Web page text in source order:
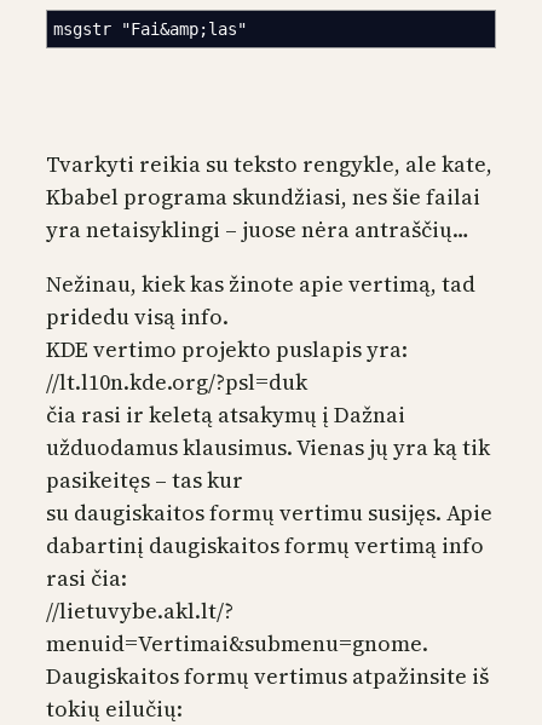
msgstr "Fai&amp;las"
Tvarkyti reikia su teksto rengykle, ale kate,
Kbabel programa skundžiasi, nes šie failai
yra netaisyklingi – juose nėra antraščių…
Nežinau, kiek kas žinote apie vertimą, tad
pridedu visą info.
KDE vertimo projekto puslapis yra:
//lt.l10n.kde.org/?psl=duk
čia rasi ir keletą atsakymų į Dažnai
užduodamus klausimus. Vienas jų yra ką tik
pasikeitęs – tas kur
su daugiskaitos formų vertimu susijęs. Apie
dabartinį daugiskaitos formų vertimą info
rasi čia:
//lietuvybe.akl.lt/?
menuid=Vertimai&submenu=gnome.
Daugiskaitos formų vertimus atpažinsite iš
tokių eilučių: